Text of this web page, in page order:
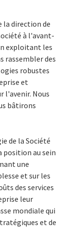
la direction de
à l'avant-
exploitant les
rassembler des
robustes
et
l'avenir. Nous
bâtirons
de la Société
position au sein
une
et sur les
des services
leur
mondiale qui
et de